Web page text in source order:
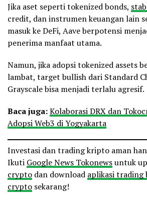
Jika aset seperti tokenized bonds,
credit, dan instrumen keuangan lain
masuk ke DeFi, Aave berpotensi
penerima manfaat utama.
Namun, jika adopsi tokenized assets
lambat, target bullish dari Standard
Grayscale bisa menjadi terlalu agresif.
Baca juga:Kolaborasi DRX dan
Adopsi Web3 di Yogyakarta
Investasi dan trading kripto aman
Ikuti Google News Tokonewsuntuk
crypto dan download aplikasi
crypto sekarang!